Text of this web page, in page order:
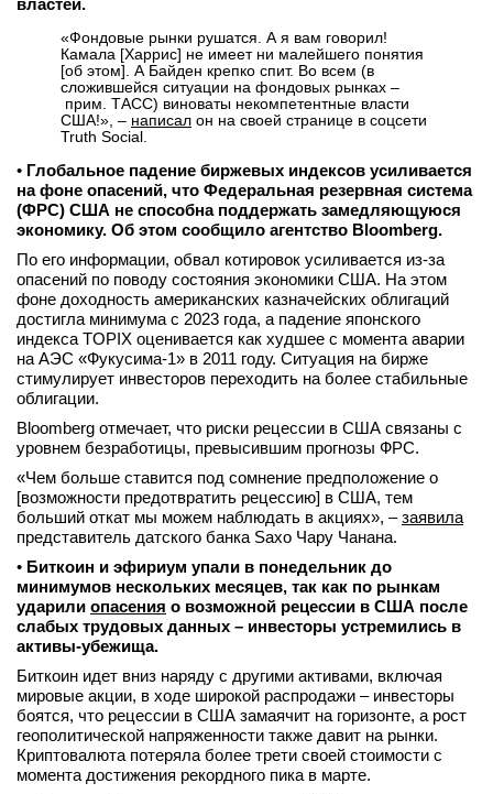
властей.
«Фондовые рынки рушатся. А я вам говорил!
Камала [Харрис] не имеет ни малейшего понятия
[об этом]. А Байден крепко спит. Во всем (в
сложившейся ситуации на фондовых рынках –
прим. ТАСС) виноваты некомпетентные власти
США!», – написал он на своей странице в соцсети
Truth Social.
• Глобальное падение биржевых индексов усиливается
на фоне опасений, что Федеральная резервная система
(ФРС) США не способна поддержать замедляющуюся
экономику. Об этом сообщило агентство Bloomberg.
По его информации, обвал котировок усиливается из-за
опасений по поводу состояния экономики США. На этом
фоне доходность американских казначейских облигаций
достигла минимума с 2023 года, а падение японского
индекса TOPIX оценивается как худшее с момента аварии
на АЭС «Фукусима-1» в 2011 году. Ситуация на бирже
стимулирует инвесторов переходить на более стабильные
облигации.
Bloomberg отмечает, что риски рецессии в США связаны с
уровнем безработицы, превысившим прогнозы ФРС.
«Чем больше ставится под сомнение предположение о
[возможности предотвратить рецессию] в США, тем
больший откат мы можем наблюдать в акциях», –заявила
представитель датского банка Saxo Чару Чанана.
• Биткоин и эфириум упали в понедельник до
минимумов нескольких месяцев, так как по рынкам
ударили опасения о возможной рецессии в США после
слабых трудовых данных – инвесторы устремились в
активы-убежища.
Биткоин идет вниз наряду с другими активами, включая
мировые акции, в ходе широкой распродажи – инвесторы
боятся, что рецессии в США замаячит на горизонте, а рост
геополитической напряженности также давит на рынки.
Криптовалюта потеряла более трети своей стоимости с
момента достижения рекордного пика в марте.